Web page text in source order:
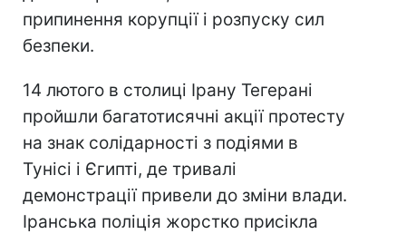
припинення корупції і розпуску сил
безпеки.
14 лютого в столиці Ірану Тегерані
пройшли багатотисячні акції протесту
на знак солідарності з подіями в
Тунісі і Єгипті, де тривалі
демонстрації привели до зміни влади.
Іранська поліція жорстко присікла